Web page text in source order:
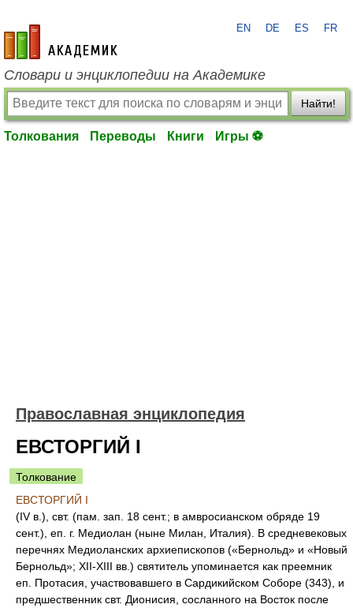
academic.ru
EN DE ES FR
Словари и энциклопедии на Академике
Найти!
Толкования Переводы Книги Игры ⚽
Православная энциклопедия
ЕВСТОРГИЙ I
Толкование
ЕВСТОРГИЙ I
(IV в.), свт. (пам. зап. 18 сент.; в амвросианском обряде 19
сент.), еп. г. Медиолан (ныне Милан, Италия). В средневековых
перечнях Медиоланских архиепископов («Бернольд» и «Новый
Бернольд»; XII-XIII вв.) святитель упоминается как преемник
еп. Протасия, участвовавшего в Сардикийском Соборе (343), и
предшественник свт. Дионисия, сосланного на Восток после